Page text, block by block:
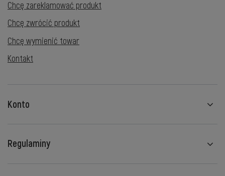
Chcę zareklamować produkt
Chcę zwrócić produkt
Chcę wymienić towar
Kontakt
Konto
Regulaminy